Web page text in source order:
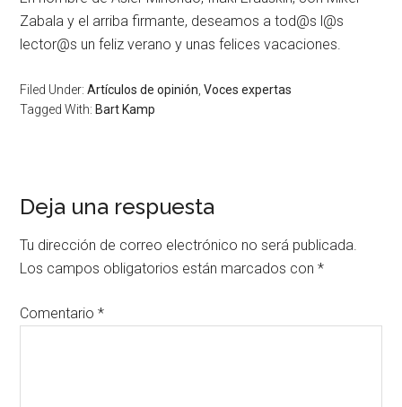
Zabala y el arriba firmante, deseamos a tod@s l@s
lector@s un feliz verano y unas felices vacaciones.
Filed Under:Artículos de opinión ,Voces expertas
Tagged With: Bart Kamp
Deja una respuesta
Tu dirección de correo electrónico no será publicada.
Los campos obligatorios están marcados con*
Comentario*